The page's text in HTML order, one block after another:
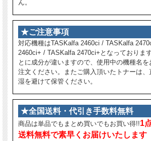
ん。
★ご注意事項
対応機種はTASKalfa 2460ci / TASKalfa
2460ci+ / TASKalfa 2470ci+となっておりま
とに成分が違いますので、使用中の機種名
注文ください。またご購入頂いたトナーは、
湿を避けて保管ください。
★全国送料・代引き手数料無料
商品は単品でもまとめ買いでもお買い得!!1
送料無料で素早くお届けいたします